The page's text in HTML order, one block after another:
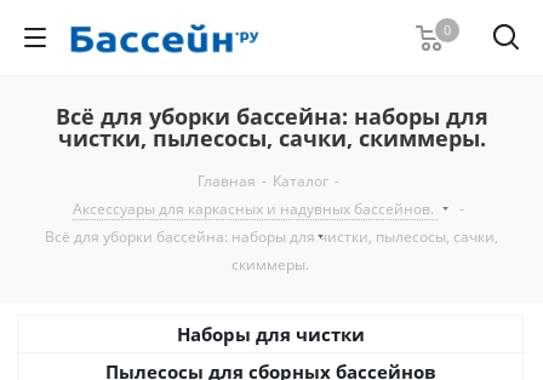
0
Всё для уборки бассейна: наборы для
чистки, пылесосы, сачки, скиммеры.
Главная - Каталог -
Аксессуары для каркасных и надувных бассейнов.
-
Всё для уборки бассейна: наборы для чистки, пылесосы, сачки,
скиммеры.
Наборы для чистки
Пылесосы для сборных бассейнов